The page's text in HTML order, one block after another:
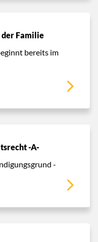
Familie
bereits im
-A-
-